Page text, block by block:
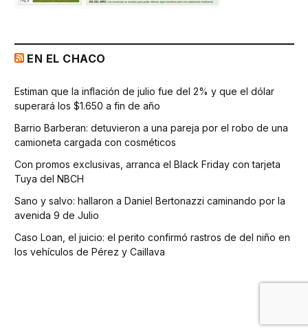
EN EL CHACO
Estiman que la inflación de julio fue del 2% y que el dólar
superará los $1.650 a fin de año
Barrio Barberan: detuvieron a una pareja por el robo de una
camioneta cargada con cosméticos
Con promos exclusivas, arranca el Black Friday con tarjeta
Tuya del NBCH
Sano y salvo: hallaron a Daniel Bertonazzi caminando por la
avenida 9 de Julio
Caso Loan, el juicio: el perito confirmó rastros de del niño en
los vehículos de Pérez y Caillava